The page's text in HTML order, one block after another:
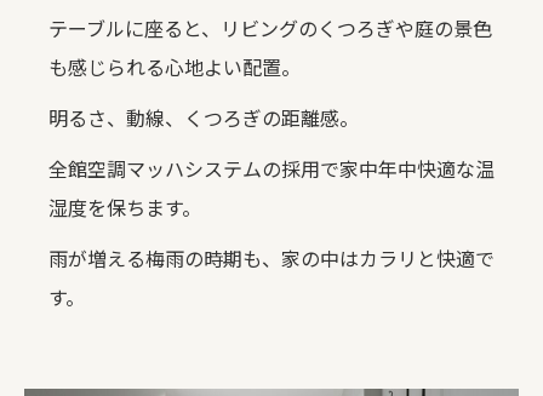
テーブルに座ると、リビングのくつろぎや庭の景色
も感じられる心地よい配置。
明るさ、動線、くつろぎの距離感。
全館空調マッハシステムの採用で家中年中快適な温
湿度を保ちます。
雨が増える梅雨の時期も、家の中はカラリと快適で
す。